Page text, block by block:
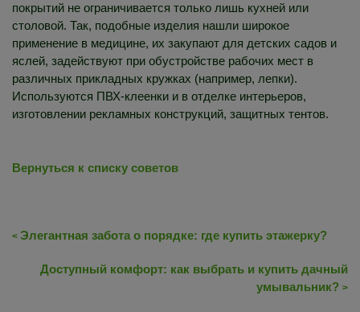
покрытий не ограничивается только лишь кухней или
столовой. Так, подобные изделия нашли широкое
применение в медицине, их закупают для детских садов и
яслей, задействуют при обустройстве рабочих мест в
различных прикладных кружках (например, лепки).
Используются ПВХ-клеенки и в отделке интерьеров,
изготовлении рекламных конструкций, защитных тентов.
Вернуться к списку советов
< Элегантная забота о порядке: где купить этажерку?
Доступный комфорт: как выбрать и купить дачный
умывальник? >